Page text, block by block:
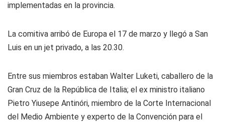
implementadas en la provincia.
La comitiva arribó de Europa el 17 de marzo y llegó a San
Luis en un jet privado, a las 20.30.
Entre sus miembros estaban Walter Luketi, caballero de la
Gran Cruz de la República de Italia; el ex ministro italiano
Pietro Yiusepe Antinóri, miembro de la Corte Internacional
del Medio Ambiente y experto de la Convención para el